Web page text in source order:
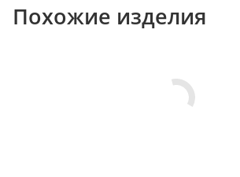
Похожие изделия